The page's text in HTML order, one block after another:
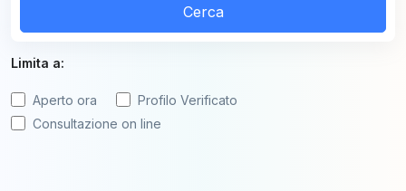
Cerca
Limita a:
Aperto ora
Profilo Verificato
Consultazione on line